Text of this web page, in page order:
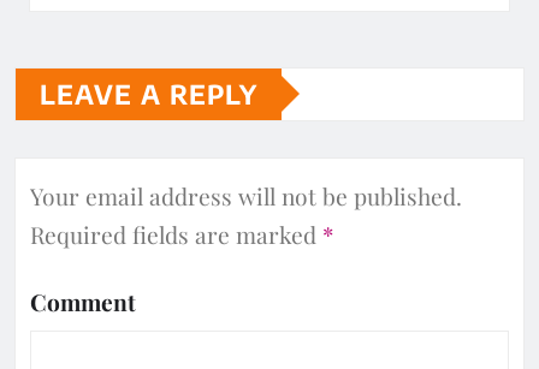
LEAVE A REPLY
Your email address will not be published.
Required fields are marked *
Comment